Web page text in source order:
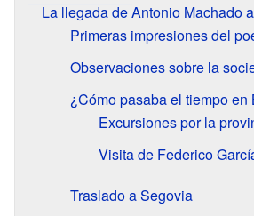
La llegada de Antonio Machado
Primeras impresiones del
Observaciones sobre la
¿Cómo pasaba el tiempo en
Excursiones por la
Visita de Federico
Traslado a Segovia